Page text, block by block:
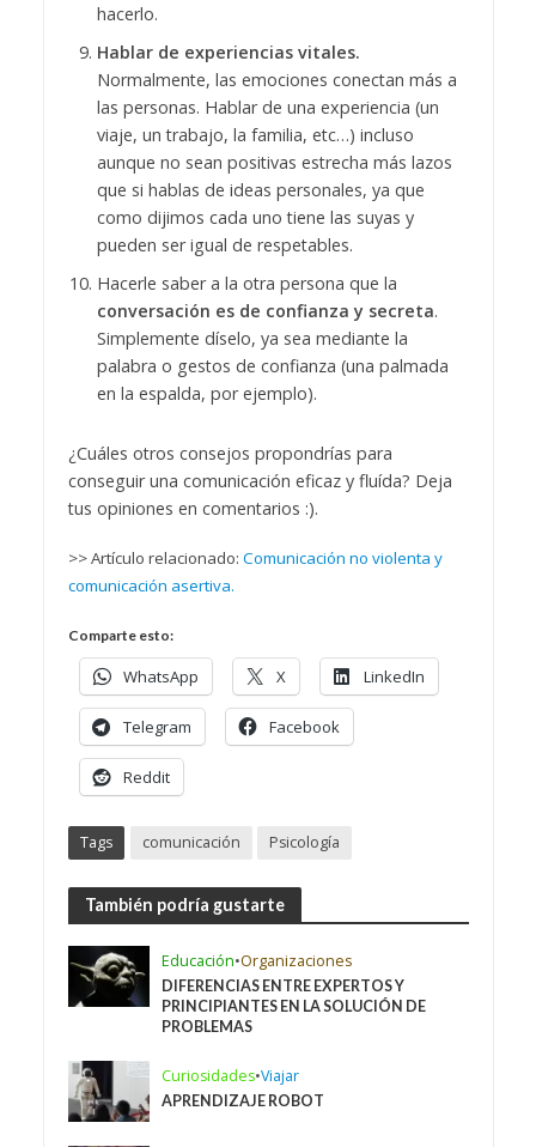
hacerlo.
Hablar de experiencias vitales.
Normalmente, las emociones conectan más a
las personas. Hablar de una experiencia (un
viaje, un trabajo, la familia, etc…) incluso
aunque no sean positivas estrecha más lazos
que si hablas de ideas personales, ya que
como dijimos cada uno tiene las suyas y
pueden ser igual de respetables.
Hacerle saber a la otra persona que la
conversación es de confianza y secreta.
Simplemente díselo, ya sea mediante la
palabra o gestos de confianza (una palmada
en la espalda, por ejemplo).
¿Cuáles otros consejos propondrías para
conseguir una comunicación eficaz y fluída? Deja
tus opiniones en comentarios :).
>> Artículo relacionado: Comunicación no violenta y
comunicación asertiva.
Comparte esto:
WhatsApp X LinkedIn
Telegram Facebook
Reddit
Tags comunicación Psicología
También podría gustarte
Educación•Organizaciones
DIFERENCIAS ENTRE EXPERTOS Y
PRINCIPIANTES EN LA SOLUCIÓN DE
PROBLEMAS
Curiosidades•Viajar
APRENDIZAJE ROBOT